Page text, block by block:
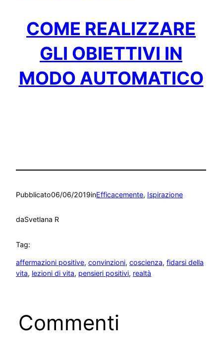
COME REALIZZARE
GLI OBIETTIVI IN
MODO AUTOMATICO
Pubblicato06/06/2019inEfficacemente, Ispirazione
daSvetlana R
Tag:
affermazioni positive, convinzioni, coscienza, fidarsi della
vita, lezioni di vita, pensieri positivi, realtà
Commenti